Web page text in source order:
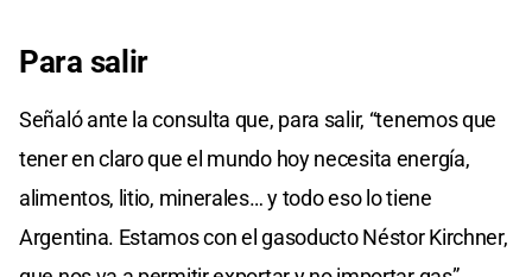
Para salir
Señaló ante la consulta que, para salir, “tenemos que
tener en claro que el mundo hoy necesita energía,
alimentos, litio, minerales… y todo eso lo tiene
Argentina. Estamos con el gasoducto Néstor Kirchner,